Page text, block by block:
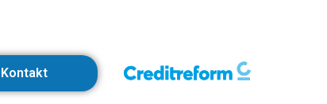
Kontakt